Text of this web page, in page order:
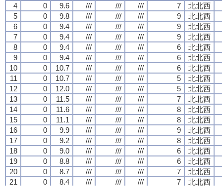
4
0 9.6 /// /// /// 7
北北西
5
0 9.8 /// /// /// 9
北北西
6
0 9.4 /// /// /// 9
北北西
7
0 9.4 /// /// /// 9
北北西
8
0 9.4 /// /// /// 6
北北西
9
0 9.4 /// /// /// 6
北北西
10
0 10.7 /// /// /// 6
北北西
11
0 10.7 /// /// /// 5
北北西
12
0 12.0 /// /// /// 5
北北西
13
0 11.5 /// /// /// 7
北北西
14
0 11.6 /// /// /// 8
北北西
15
0 11.1 /// /// /// 8
北北西
16
0 9.9 /// /// /// 9
北北西
17
0 9.2 /// /// /// 8
北北西
18
0 9.0 /// /// /// 6
北北西
19
0 8.8 /// /// /// 6
北北西
20
0 8.7 /// /// /// 7
北北西
21
0 8.4 /// /// /// 7
北北西
4
0 9.6 /// /// /// 7
北北西
5
0 9.8 /// /// /// 9
北北西
6
0 9.4 /// /// /// 9
北北西
7
0 9.4 /// /// /// 9
北北西
8
0 9.4 /// /// /// 6
北北西
9
0 9.4 /// /// /// 6
北北西
10
0 10.7 /// /// /// 6
北北西
11
0 10.7 /// /// /// 5
北北西
12
0 12.0 /// /// /// 5
北北西
13
0 11.5 /// /// /// 7
北北西
14
0 11.6 /// /// /// 8
北北西
15
0 11.1 /// /// /// 8
北北西
16
0 9.9 /// /// /// 9
北北西
17
0 9.2 /// /// /// 8
北北西
18
0 9.0 /// /// /// 6
北北西
19
0 8.8 /// /// /// 6
北北西
20
0 8.7 /// /// /// 7
北北西
21
0 8.4 /// /// /// 7
北北西
4
0 9.6 /// /// /// 7
北北西
5
0 9.8 /// /// /// 9
北北西
6
0 9.4 /// /// /// 9
北北西
7
0 9.4 /// /// /// 9
北北西
8
0 9.4 /// /// /// 6
北北西
9
0 9.4 /// /// /// 6
北北西
10
0 10.7 /// /// /// 6
北北西
11
0 10.7 /// /// /// 5
北北西
12
0 12.0 /// /// /// 5
北北西
13
0 11.5 /// /// /// 7
北北西
14
0 11.6 /// /// /// 8
北北西
15
0 11.1 /// /// /// 8
北北西
16
0 9.9 /// /// /// 9
北北西
17
0 9.2 /// /// /// 8
北北西
18
0 9.0 /// /// /// 6
北北西
19
0 8.8 /// /// /// 6
北北西
20
0 8.7 /// /// /// 7
北北西
21
0 8.4 /// /// /// 7
北北西
4
0 9.6 /// /// /// 7
北北西
5
0 9.8 /// /// /// 9
北北西
6
0 9.4 /// /// /// 9
北北西
7
0 9.4 /// /// /// 9
北北西
8
0 9.4 /// /// /// 6
北北西
9
0 9.4 /// /// /// 6
北北西
10
0 10.7 /// /// /// 6
北北西
11
0 10.7 /// /// /// 5
北北西
12
0 12.0 /// /// /// 5
北北西
13
0 11.5 /// /// /// 7
北北西
14
0 11.6 /// /// /// 8
北北西
15
0 11.1 /// /// /// 8
北北西
16
0 9.9 /// /// /// 9
北北西
17
0 9.2 /// /// /// 8
北北西
18
0 9.0 /// /// /// 6
北北西
19
0 8.8 /// /// /// 6
北北西
20
0 8.7 /// /// /// 7
北北西
21
0 8.4 /// /// /// 7
北北西